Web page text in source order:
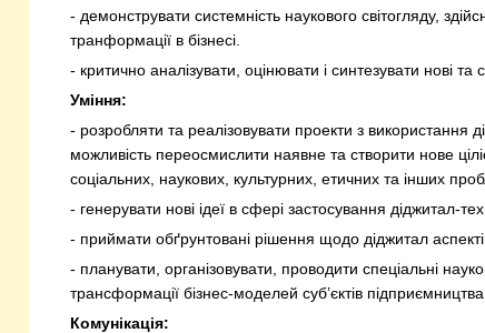
- демонструвати системність наукового світогляду,
транформації в бізнесі.
- критично аналізувати, оцінювати і синтезувати нові
Уміння:
- розробляти та реалізовувати проекти з використання
можливість переосмислити наявне та створити нове
соціальних, наукових, культурних, етичних та інших
- генерувати нові ідеї в сфері застосування діджитал-
- приймати обґрунтовані рішення щодо діджитал
- планувати, організовувати, проводити спеціальні
трансформації бізнес-моделей суб’єктів підприємництва.
Комунікація: